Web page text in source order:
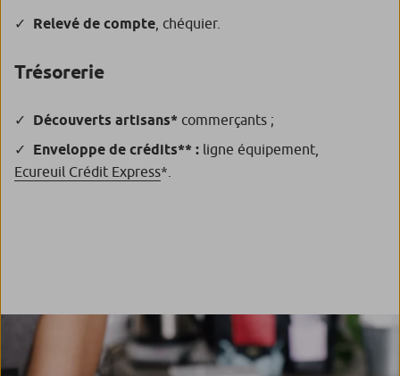
Relevé de compte , chéquier.
Trésorerie
Découverts artisans* commerçants ;
Enveloppe de crédits** : ligne équipement,
Ecureuil Crédit Express*.